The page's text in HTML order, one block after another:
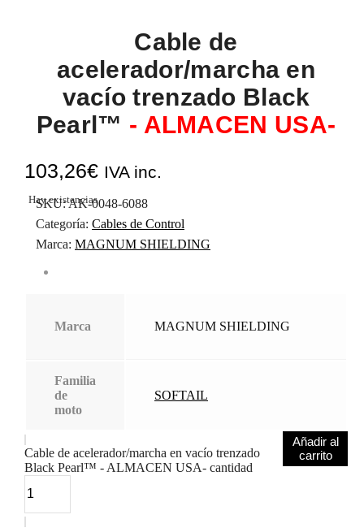
Cable de
acelerador/marcha en
vacío trenzado Black
Pearl™ - ALMACEN USA-
103,26€ IVA inc.
Hay existencias
SKU:AK-0048-6088
Categoría: Cables de Control
Marca: MAGNUM SHIELDING
Marca MAGNUM SHIELDING
Familia
de
moto
SOFTAIL
Cable de acelerador/marcha en vacío trenzado
Black Pearl™ - ALMACEN USA- cantidad
Añadir al
carrito